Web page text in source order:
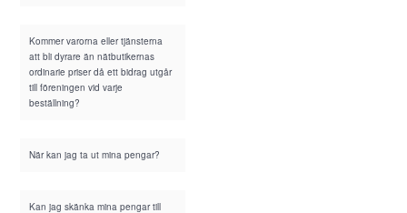
Kommer varorna eller tjänsterna
att bli dyrare än nätbutikernas
ordinarie priser då ett bidrag utgår
till föreningen vid varje
beställning?
När kan jag ta ut mina pengar?
Kan jag skänka mina pengar till